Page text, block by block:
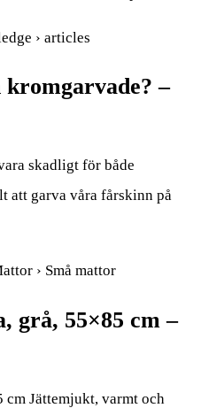
› articles
–
skadligt för både
att garva våra fårskinn på
› Små mattor
grå, 55×85 cm –
Jättemjukt, varmt och